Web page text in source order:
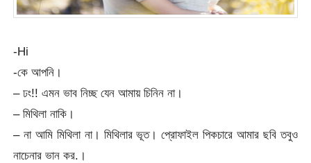
-Hi
-কে আপনি।
– ঢং!! এমন ভাব নিচ্ছ যেন আমায় চিনিন না।
– মিথিলা নাকি।
– না আমি মিথিলা না। মিথিলার ভূত। প্রোফাইল পিকচারে আমার ছবি তবুও
নাচেনার ভান কর.।